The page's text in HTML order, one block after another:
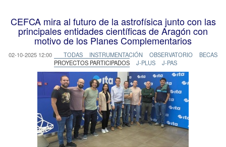
CEFCA mira al futuro de la astrofísica junto con las
principales entidades científicas de Aragón con
motivo de los Planes Complementarios
02-10-2025 12:00 TODAS INSTRUMENTACIÓN OBSERVATORIO
BECAS
PROYECTOS PARTICIPADOS
J-PLUS J-PAS